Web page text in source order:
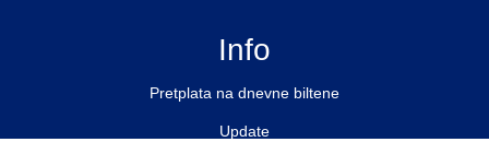
Info
Pretplata na dnevne biltene
Update